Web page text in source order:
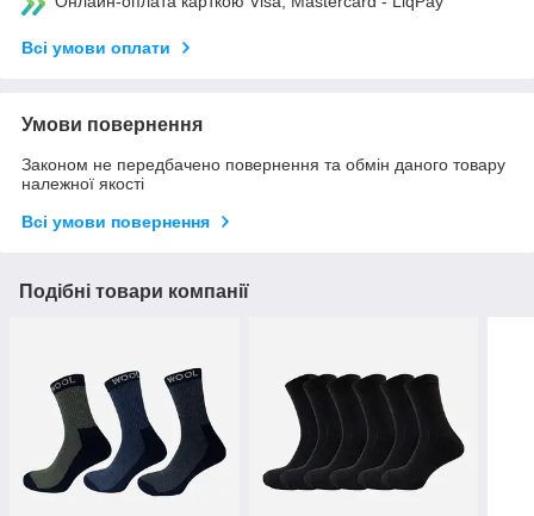
Всі умови оплати
Умови повернення
Законом не передбачено повернення та обмін даного товару
належної якості
Всі умови повернення
Подібні товари компанії